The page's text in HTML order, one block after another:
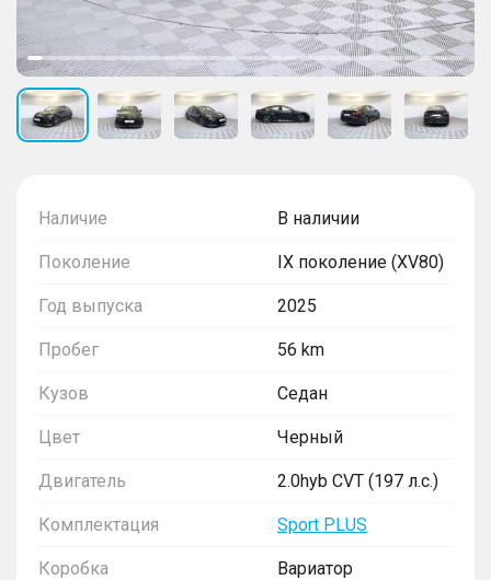
Наличие В наличии
Поколение IX поколение (XV80)
Год выпуска 2025
Пробег 56 km
Кузов Седан
Цвет Черный
Двигатель 2.0hyb CVT (197 л.с.)
Комплектация Sport PLUS
Коробка Вариатор